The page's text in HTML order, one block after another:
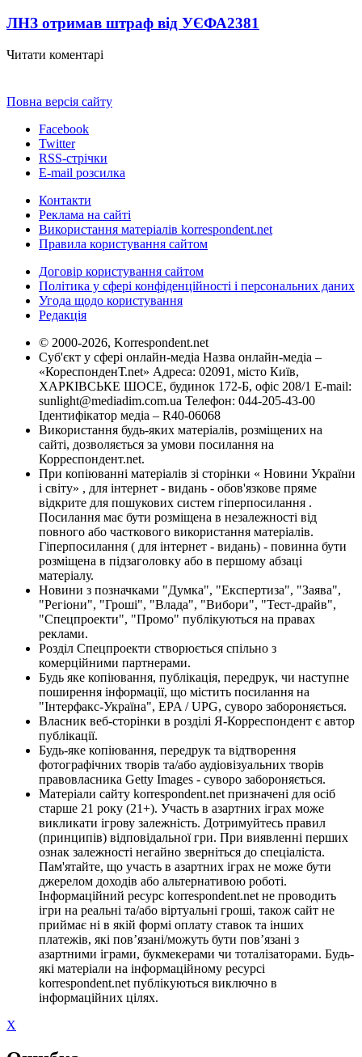
ЛНЗ отримав штраф від УЄФА2381
Читати коментарі
Повна версія сайту
Facebook
Twitter
RSS-стрічки
E-mail розсилка
Контакти
Реклама на сайті
Використання матеріалів korrespondent.net
Правила користування сайтом
Договір користування сайтом
Політика у сфері конфіденційності і персональних даних
Угода щодо користування
Редакція
© 2000-2026, Korrespondent.net
Суб'єкт у сфері онлайн-медіа Назва онлайн-медіа –
«КореспонденТ.net» Адреса: 02091, місто Київ,
ХАРКІВСЬКЕ ШОСЕ, будинок 172-Б, офіс 208/1 E-mail:
sunlight@mediadim.com.ua Телефон: 044-205-43-00
Ідентифікатор медіа – R40-06068
Використання будь-яких матеріалів, розміщених на
сайті, дозволяється за умови посилання на
Корреспондент.net.
При копіюванні матеріалів зі сторінки « Новини України
і світу» , для інтернет - видань - обов'язкове пряме
відкрите для пошукових систем гіперпосилання .
Посилання має бути розміщена в незалежності від
повного або часткового використання матеріалів.
Гіперпосилання ( для інтернет - видань) - повинна бути
розміщена в підзаголовку або в першому абзаці
матеріалу.
Новини з позначками "Думка", "Експертиза", "Заява",
"Регіони", "Гроші", "Влада", "Вибори", "Тест-драйв",
"Спецпроекти", "Промо" публікуються на правах
реклами.
Розділ Спецпроекти створюється спільно з
комерційними партнерами.
Будь яке копіювання, публікація, передрук, чи наступне
поширення інформації, що містить посилання на
"Інтерфакс-Україна", EPA / UPG, суворо забороняється.
Власник веб-сторінки в розділі Я-Корреспондент є автор
публікації.
Будь-яке копіювання, передрук та відтворення
фотографічних творів та/або аудіовізуальних творів
правовласника Getty Images - суворо забороняється.
Матеріали сайту korrespondent.net призначені для осіб
старше 21 року (21+). Участь в азартних іграх може
викликати ігрову залежність. Дотримуйтесь правил
(принципів) відповідальної гри. При виявленні перших
ознак залежності негайно зверніться до спеціаліста.
Пам'ятайте, що участь в азартних іграх не може бути
джерелом доходів або альтернативою роботі.
Інформаційний ресурс korrespondent.net не проводить
ігри на реальні та/або віртуальні гроші, також сайт не
приймає ні в якій формі оплату ставок та інших
платежів, які пов’язані/можуть бути пов’язані з
азартними іграми, букмекерами чи тоталізаторами. Будь-
які матеріали на інформаційному ресурсі
korrespondent.net публікуються виключно в
інформаційних цілях.
X